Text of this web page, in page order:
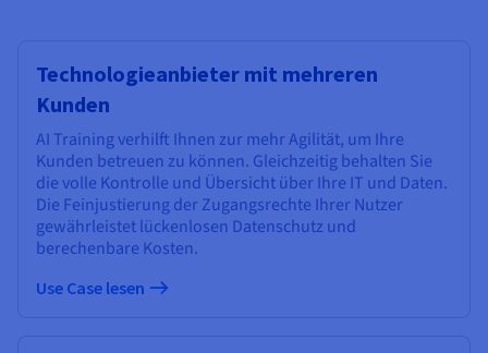
Technologieanbieter mit mehreren
Kunden
AI Training verhilft Ihnen zur mehr Agilität, um Ihre
Kunden betreuen zu können. Gleichzeitig behalten Sie
die volle Kontrolle und Übersicht über Ihre IT und Daten.
Die Feinjustierung der Zugangsrechte Ihrer Nutzer
gewährleistet lückenlosen Datenschutz und
berechenbare Kosten.
Use Case lesen